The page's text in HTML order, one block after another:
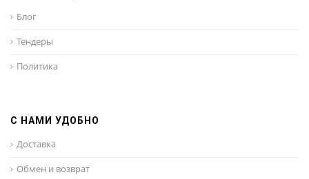
Блог
Тендеры
Политика
С НАМИ УДОБНО
Доставка
Обмен и возврат